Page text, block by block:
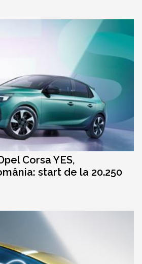
Corsa YES,
start de la 20.250